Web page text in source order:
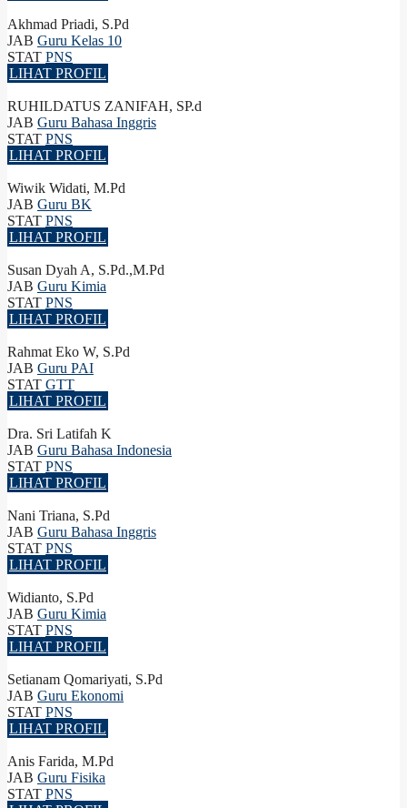
Akhmad Priadi, S.Pd
JAB Guru Kelas 10
STAT PNS
LIHAT PROFIL
RUHILDATUS ZANIFAH, SP.d
JAB Guru Bahasa Inggris
STAT PNS
LIHAT PROFIL
Wiwik Widati, M.Pd
JAB Guru BK
STAT PNS
LIHAT PROFIL
Susan Dyah A, S.Pd.,M.Pd
JAB Guru Kimia
STAT PNS
LIHAT PROFIL
Rahmat Eko W, S.Pd
JAB Guru PAI
STAT GTT
LIHAT PROFIL
Dra. Sri Latifah K
JAB Guru Bahasa Indonesia
STAT PNS
LIHAT PROFIL
Nani Triana, S.Pd
JAB Guru Bahasa Inggris
STAT PNS
LIHAT PROFIL
Widianto, S.Pd
JAB Guru Kimia
STAT PNS
LIHAT PROFIL
Setianam Qomariyati, S.Pd
JAB Guru Ekonomi
STAT PNS
LIHAT PROFIL
Anis Farida, M.Pd
JAB Guru Fisika
STAT PNS